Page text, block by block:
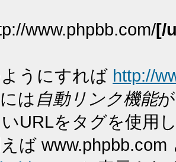
www.phpbb.com/[/
ようにすれば http://
は 自動リンク機能
URLをタグを使用
ば